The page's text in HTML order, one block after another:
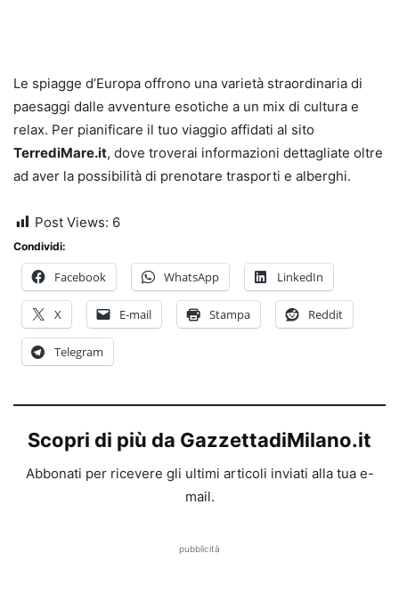
Le spiagge d’Europa offrono una varietà straordinaria di
paesaggi dalle avventure esotiche a un mix di cultura e
relax. Per pianificare il tuo viaggio affidati al sito
TerrediMare.it, dove troverai informazioni dettagliate oltre
ad aver la possibilità di prenotare trasporti e alberghi.
Post Views: 6
Condividi:
Facebook WhatsApp LinkedIn
X E-mail Stampa Reddit
Telegram
Scopri di più da GazzettadiMilano.it
Abbonati per ricevere gli ultimi articoli inviati alla tua e-
mail.
pubblicità